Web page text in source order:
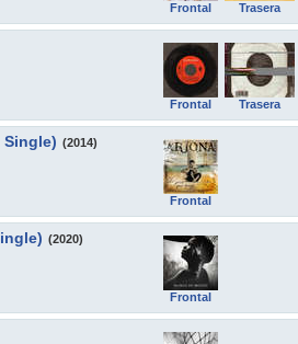
Frontal Trasera
Frontal Trasera
Single) (2014)
Frontal
(2020)
Frontal